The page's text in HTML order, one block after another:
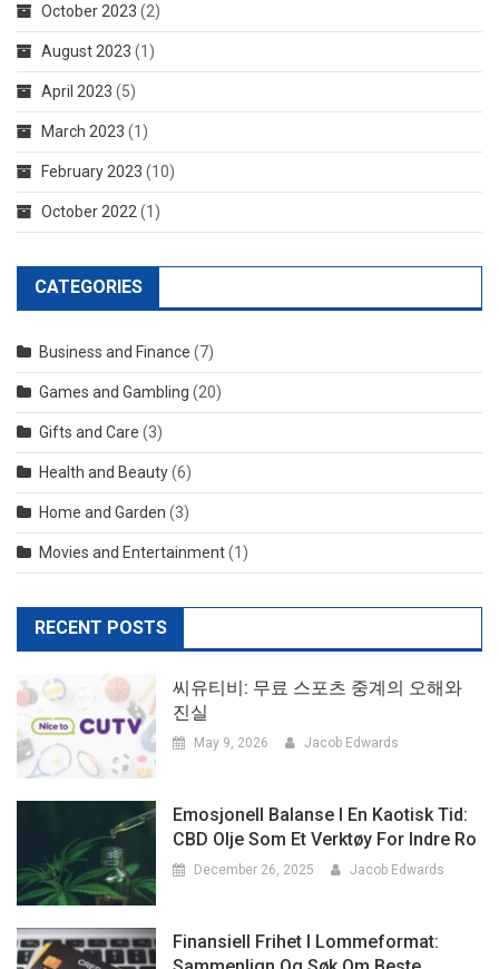
October 2023 (2)
August 2023 (1)
April 2023 (5)
March 2023 (1)
February 2023 (10)
October 2022 (1)
CATEGORIES
Business and Finance (7)
Games and Gambling (20)
Gifts and Care (3)
Health and Beauty(6)
Home and Garden (3)
Movies and Entertainment(1)
RECENT POSTS
씨유티비: 무료 스포츠 중계의 오해와
진실
May 9, 2026 Jacob Edwards
Emosjonell Balanse I En Kaotisk Tid:
CBD Olje Som Et Verktøy For Indre Ro
December 26, 2025 Jacob Edwards
Finansiell Frihet I Lommeformat: